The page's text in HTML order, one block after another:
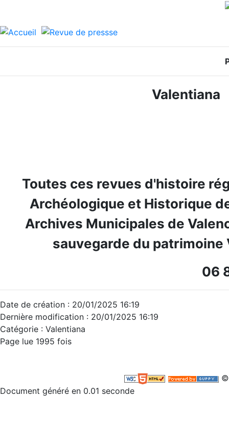
Toutes ces revues d'histoire
Archéologique et Historique
Archives Municipales de
sauvegarde du
06
Date de création : 20/01/2025 16:19
Dernière modification : 20/01/2025 16:19
Catégorie : Valentiana
Page lue 1995 fois
©
Document généré en 0.01 seconde